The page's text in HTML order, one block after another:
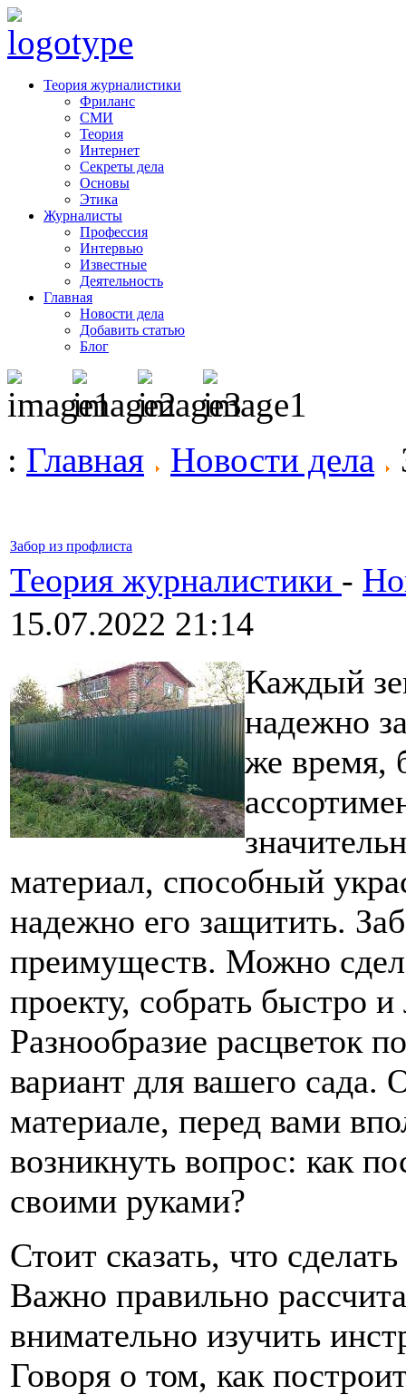
Теория журналистики
Фриланс
СМИ
Теория
Интернет
Секреты дела
Основы
Этика
Журналисты
Профессия
Интервью
Известные
Деятельность
Главная
Новости дела
Добавить статью
Блог
: Главная Новости дела
Забор из профлиста
Теория журналистики -
15.07.2022 21:14
Каждый
надежно
же время,
материал, способный
надежно его защитить.
преимуществ. Можно
проекту, собрать быстро
Разнообразие расцветок
вариант для вашего сада.
материале, перед вами
возникнуть вопрос: как
своими руками?
Стоит сказать, что
Важно правильно
внимательно изучить
Говоря о том, как